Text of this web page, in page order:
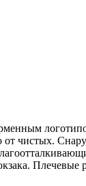
чистых.